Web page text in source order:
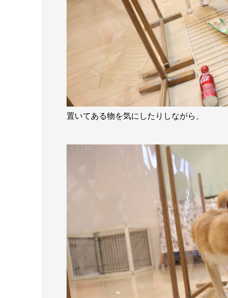
置いてある物を気にしたりしながら、